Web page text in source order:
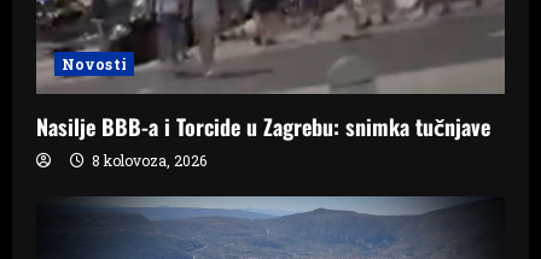
Novosti
Nasilje BBB-a i Torcide u Zagrebu: snimka tučnjave
8 kolovoza, 2026